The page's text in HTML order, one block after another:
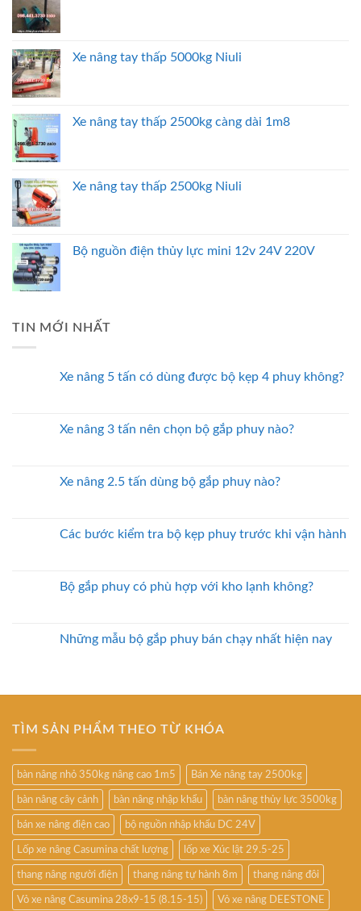
Xe nâng tay thấp 5000kg Niuli
Xe nâng tay thấp 2500kg càng dài 1m8
Xe nâng tay thấp 2500kg Niuli
Bộ nguồn điện thủy lực mini 12v 24V 220V
TIN MỚI NHẤT
Xe nâng 5 tấn có dùng được bộ kẹp 4 phuy không?
Xe nâng 3 tấn nên chọn bộ gắp phuy nào?
Xe nâng 2.5 tấn dùng bộ gắp phuy nào?
Các bước kiểm tra bộ kẹp phuy trước khi vận hành
Bộ gắp phuy có phù hợp với kho lạnh không?
Những mẫu bộ gắp phuy bán chạy nhất hiện nay
TÌM SẢN PHẨM THEO TỪ KHÓA
bàn nâng nhỏ 350kg nâng cao 1m5 Bán Xe nâng tay 2500kg
bàn nâng cây cảnh bàn nâng nhập khẩu bàn nâng thủy lực 3500kg
bán xe nâng điện cao bộ nguồn nhập khẩu DC 24V
Lốp xe nâng Casumina chất lượng lốp xe Xúc lật 29.5-25
thang nâng người điện thang nâng tự hành 8m thang nâng đôi
Vỏ xe nâng Casumina 28x9-15 (8.15-15) Vỏ xe nâng DEESTONE